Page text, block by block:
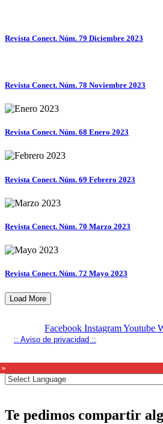
Revista Conect. Núm. 79 Diciembre 2023
Revista Conect. Núm. 78 Noviembre 2023
Revista Conect. Núm. 68 Enero 2023
Revista Conect. Núm. 69 Febrero 2023
Revista Conect. Núm. 70 Marzo 2023
Revista Conect. Núm. 72 Mayo 2023
Load More
Facebook InstagramYoutube
:: Aviso de privacidad ::
Te pedimos compartir